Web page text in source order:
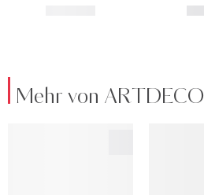
Mehr von ARTDECO